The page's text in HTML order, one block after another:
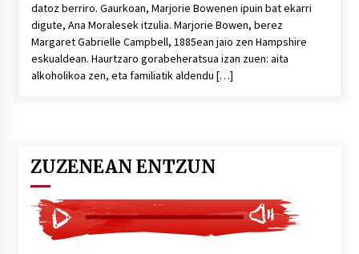
datoz berriro. Gaurkoan, Marjorie Bowenen ipuin bat ekarri
digute, Ana Moralesek itzulia. Marjorie Bowen, berez
Margaret Gabrielle Campbell, 1885ean jaio zen Hampshire
eskualdean. Haurtzaro gorabeheratsua izan zuen: aita
alkoholikoa zen, eta familiatik aldendu […]
ZUZENEAN ENTZUN